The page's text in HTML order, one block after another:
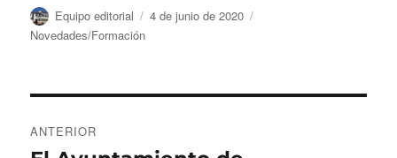
c
e
o
o
st
o
o
ai
l
m
rt
Autor
Equipo editorial
Publicado
4 de junio de 2020
Novedades/Formación
de
ANTERIOR